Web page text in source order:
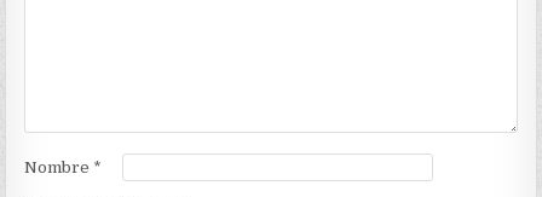
Nombre *